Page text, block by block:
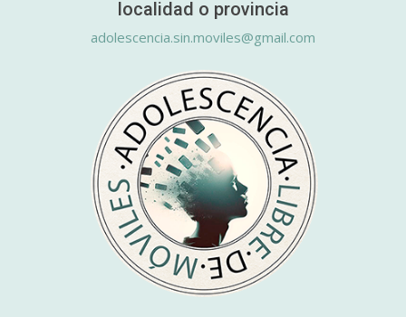
localidad o provincia
adolescencia.sin.moviles@gmail.com